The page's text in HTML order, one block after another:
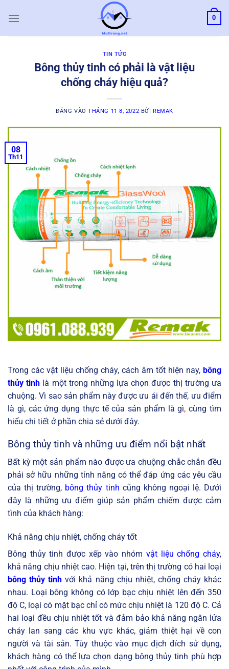
qua
0
TIN TỨC
Bông thủy tinh có phải là vật liệu
chống cháy hiệu quả?
ĐĂNG VÀOTHÁNG 11 8, 2022 BỞI REMAK
08
Th11
Trong các vật liệu chống cháy, cách âm tốt hiện nay, bông
thủy tinh là một trong những lựa chọn được thị trường ưa
chuộng. Vì sao sản phẩm này được ưu ái đến thế, ưu điểm
là gì, các ứng dụng thực tế của sản phẩm là gì, cùng tìm
hiểu chi tiết ở phần chia sẻ dưới đây.
Bông thủy tinh và những ưu điểm nổi bật nhất
Bất kỳ một sản phẩm nào được ưa chuộng chắc chắn đều
phải sở hữu những tính năng có thể đáp ứng các yêu cầu
của thị trường, bông thủy tinh cũng không ngoại lệ. Dưới
đây là những ưu điểm giúp sản phẩm chiếm được cảm
tình của khách hàng:
Khả năng chịu nhiệt, chống cháy tốt
Bông thủy tinh được xếp vào nhóm vật liệu chống cháy,
khả năng chịu nhiệt cao. Hiện tại, trên thị trường có hai loại
bông thủy tinh với khả năng chịu nhiệt, chống cháy khác
nhau. Loại bông không có lớp bạc chịu nhiệt lên đến 350
độ C, loại có mặt bạc chỉ có mức chịu nhiệt là 120 độ C. Cả
hai loại đều chịu nhiệt tốt và đảm bảo khả năng ngăn lửa
cháy lan sang các khu vực khác, giảm thiệt hại về con
người và tài sản. Tùy thuộc vào mục địch đích sử dụng,
khách hàng có thể lựa chọn dạng bông thủy tinh phù hợp